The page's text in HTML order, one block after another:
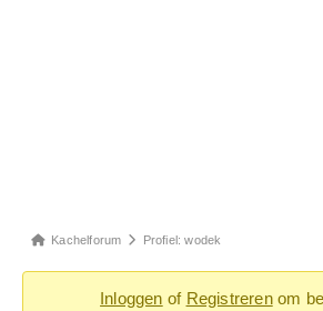
Kachelforum Profiel: wodek
Inloggen of Registrerenom